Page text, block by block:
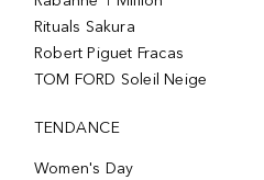
Rituals Sakura
Robert Piguet Fracas
TOM FORD Soleil Neige
TENDANCE
Women's Day